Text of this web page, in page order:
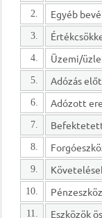
2. Egyéb
3.
4. Üzemi/
5. Adózás
6. Adózott
7.
8.
9.
10.
11. Eszközök